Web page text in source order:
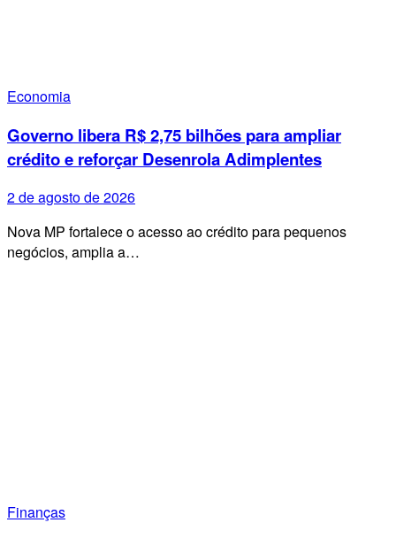
Economia
Governo libera R$ 2,75 bilhões para ampliar
crédito e reforçar Desenrola Adimplentes
2 de agosto de 2026
Nova MP fortalece o acesso ao crédito para pequenos
negócios, amplia a…
Finanças